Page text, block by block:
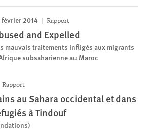
février 2014 Rapport
and Expelled
mauvais traitements infligés aux migrants
subsaharienne au Maroc
Rapport
au Sahara occidental et dans
à Tindouf